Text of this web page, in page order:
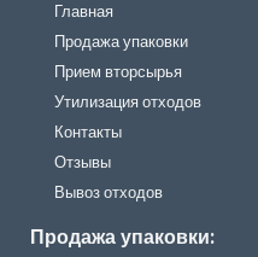
Главная
Продажа упаковки
Прием вторсырья
Утилизация отходов
Контакты
Отзывы
Вывоз отходов
Продажа упаковки: